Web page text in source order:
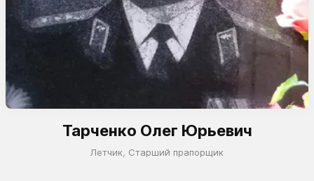
Тарченко Олег Юрьевич
Летчик, Старший прапорщик